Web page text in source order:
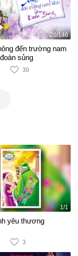
20/146
đến trường nam
sủng
30
1/1
yêu thương
3